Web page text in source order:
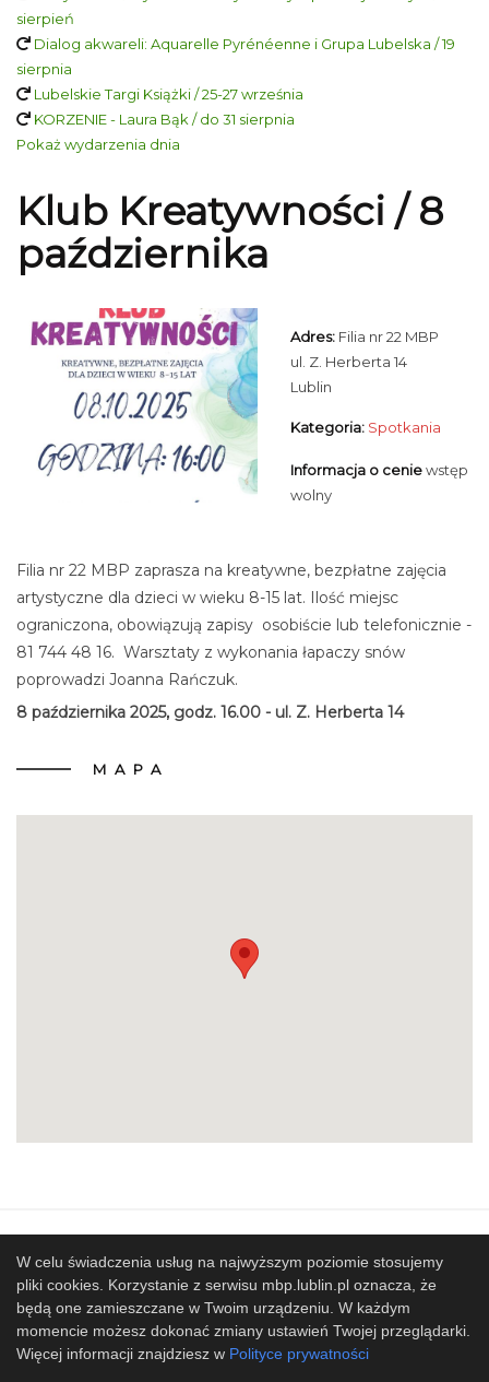
sierpień
Dialog akwareli: Aquarelle Pyrénéenne i Grupa Lubelska / 19
sierpnia
Lubelskie Targi Książki / 25-27 września
KORZENIE - Laura Bąk / do 31 sierpnia
Pokaż wydarzenia dnia
Klub Kreatywności / 8
października
Adres: Filia nr 22 MBP
ul. Z. Herberta 14
Lublin
Kategoria: Spotkania
Informacja o ceniewstęp
wolny
Filia nr 22 MBP zaprasza na kreatywne, bezpłatne zajęcia
artystyczne dla dzieci w wieku 8-15 lat. Ilość miejsc
ograniczona, obowiązują zapisy osobiście lub telefonicznie -
81 744 48 16. Warsztaty z wykonania łapaczy snów
poprowadzi Joanna Rańczuk.
8 października 2025, godz. 16.00 - ul. Z. Herberta 14
MAPA
Współpracujemy
© 2017 Miejska Biblioteka Publiczna im. Hieronima
Łopacińskiego w Lublinie
W celu świadczenia usług na najwyższym poziomie stosujemy
pliki cookies. Korzystanie z serwisu mbp.lublin.pl oznacza, że
będą one zamieszczane w Twoim urządzeniu. W każdym
momencie możesz dokonać zmiany ustawień Twojej przeglądarki.
Więcej informacji znajdziesz w Polityce prywatności